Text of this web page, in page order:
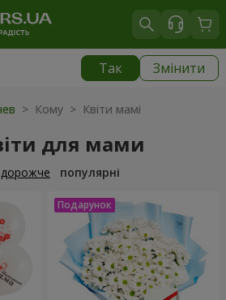
Так Змінити
> Кому > Квіти мамі
для мами
дорожче популярні